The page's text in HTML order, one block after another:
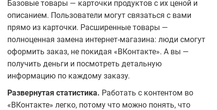
Базовые товары — карточки продуктов с их ценой и
описанием. Пользователи могут связаться с вами
прямо из карточки. Расширенные товары —
полноценная замена интернет-магазина: люди смогут
оформить заказ, не покидая «ВКонтакте». А вы —
получить деньги и посмотреть детальную
информацию по каждому заказу.
Развернутая статистика. Работать с контентом во
«ВКонтакте» легко, потому что можно понять, что